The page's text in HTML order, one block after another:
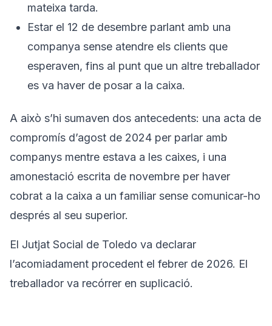
mateixa tarda.
Estar el 12 de desembre parlant amb una
companya sense atendre els clients que
esperaven, fins al punt que un altre treballador
es va haver de posar a la caixa.
A això s’hi sumaven dos antecedents: una acta de
compromís d’agost de 2024 per parlar amb
companys mentre estava a les caixes, i una
amonestació escrita de novembre per haver
cobrat a la caixa a un familiar sense comunicar-ho
després al seu superior.
El Jutjat Social de Toledo va declarar
l’acomiadament procedent el febrer de 2026. El
treballador va recórrer en suplicació.